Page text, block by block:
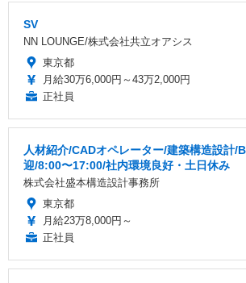
SV
NN LOUNGE/株式会社共立オアシス
東京都
月給30万6,000円～43万2,000円
正社員
人材紹介/CADオペレーター/建築構造設計/
迎/8:00〜17:00/社内環境良好・土日休み
株式会社盛本構造設計事務所
東京都
月給23万8,000円～
正社員